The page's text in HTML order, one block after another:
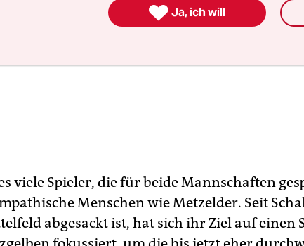
viele Spieler, die für beide Mannschaften
Menschen wie Metzelder. Seit
abgesackt ist, hat sich ihr Ziel auf einen
 Ja, ich will